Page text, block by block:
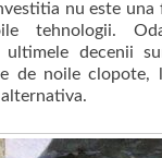
nu este una
tehnologii.
ultimele decenii
de noile clopote,